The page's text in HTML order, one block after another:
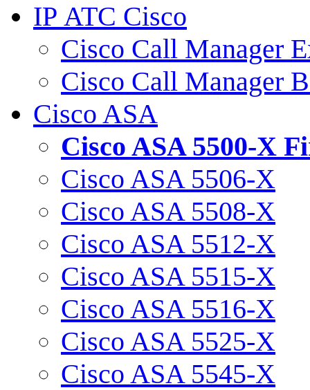
IP АТС Cisco
Cisco Call Manager
Cisco Call Manager
Cisco ASA
Cisco ASA 5500-X
Cisco ASA 5506-X
Cisco ASA 5508-X
Cisco ASA 5512-X
Cisco ASA 5515-X
Cisco ASA 5516-X
Cisco ASA 5525-X
Cisco ASA 5545-X